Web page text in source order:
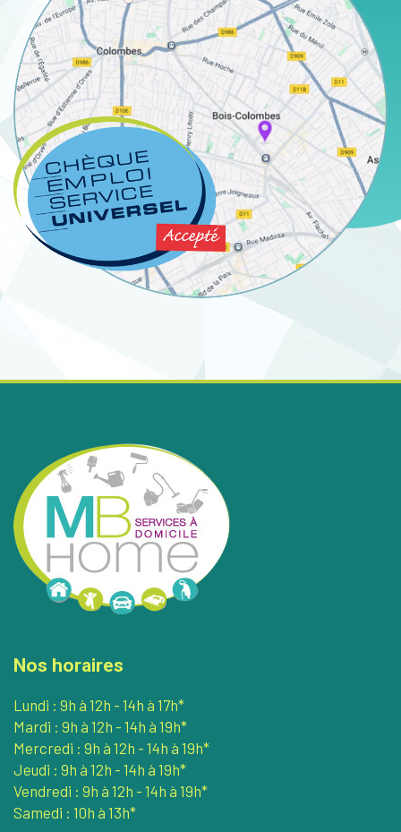
Nos horaires
Lundi : 9h à 12h - 14h à 17h*
Mardi : 9h à 12h - 14h à 19h*
Mercredi : 9h à 12h - 14h à 19h*
Jeudi : 9h à 12h - 14h à 19h*
Vendredi : 9h à 12h - 14h à 19h*
Samedi : 10h à 13h*